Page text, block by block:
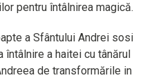
pentru întâlnirea magică.
a Sfântului Andrei sosi
întâlnire a haitei cu tânărul
de transformările in